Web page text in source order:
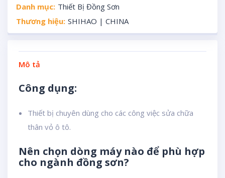
Danh mục: Thiết Bị Đồng Sơn
Thương hiệu: SHIHAO | CHINA
Mô tả
Công dụng:
Thiết bị chuyên dùng cho các công việc sửa chữa
thân vỏ ô tô.
Nên chọn dòng máy nào để phù hợp
cho ngành đồng sơn?